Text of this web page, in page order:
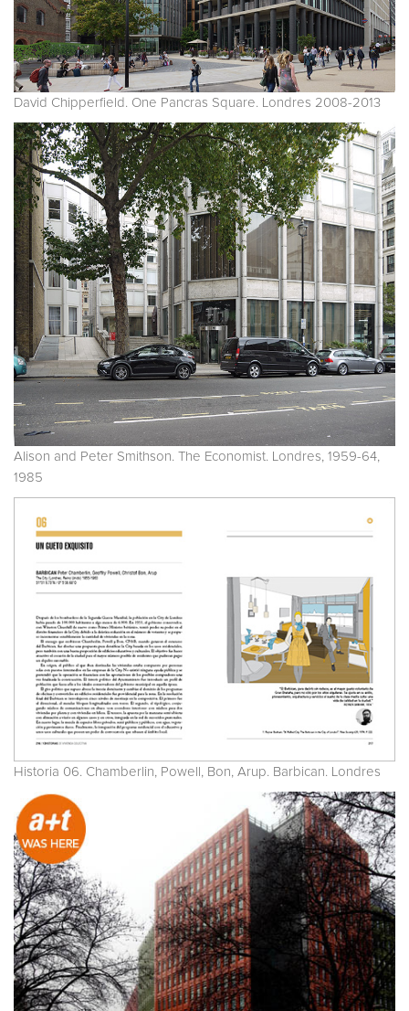
David Chipperfield. One Pancras Square. Londres 2008-2013
Alison and Peter Smithson. The Economist. Londres, 1959-64,
1985
Historia 06. Chamberlin, Powell, Bon, Arup. Barbican. Londres